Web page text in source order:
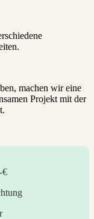
machen wir eine
Projekt mit der
€